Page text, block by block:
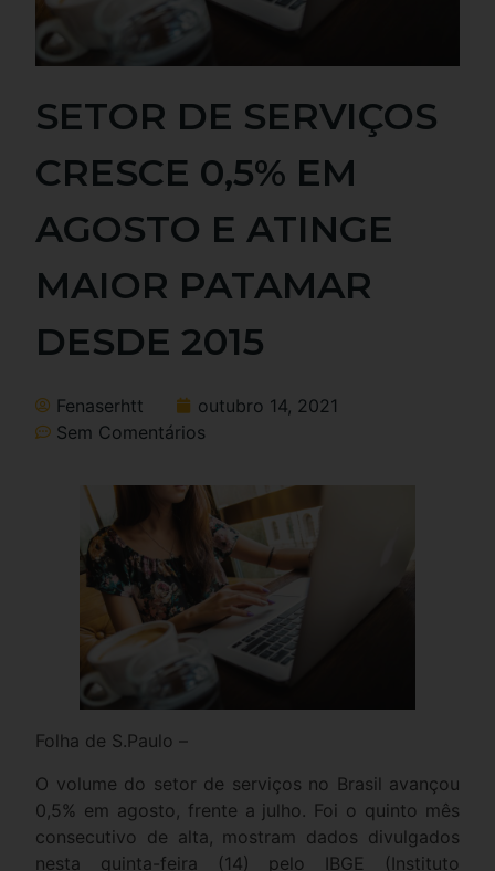
SETOR DE SERVIÇOS
CRESCE 0,5% EM
AGOSTO E ATINGE
MAIOR PATAMAR
DESDE 2015
Fenaserhtt
outubro 14, 2021
Sem Comentários
Folha de S.Paulo –
O volume do setor de serviços no Brasil avançou
0,5% em agosto, frente a julho. Foi o quinto mês
consecutivo de alta, mostram dados divulgados
nesta quinta-feira (14) pelo IBGE (Instituto